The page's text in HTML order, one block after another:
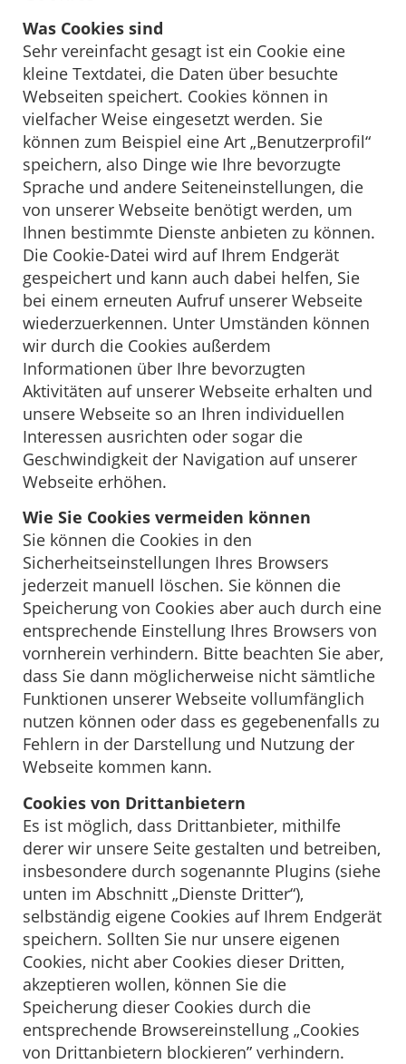
Was Cookies sind
Sehr vereinfacht gesagt ist ein Cookie eine
kleine Textdatei, die Daten über besuchte
Webseiten speichert. Cookies können in
vielfacher Weise eingesetzt werden. Sie
können zum Beispiel eine Art „Benutzerprofil“
speichern, also Dinge wie Ihre bevorzugte
Sprache und andere Seiteneinstellungen, die
von unserer Webseite benötigt werden, um
Ihnen bestimmte Dienste anbieten zu können.
Die Cookie-Datei wird auf Ihrem Endgerät
gespeichert und kann auch dabei helfen, Sie
bei einem erneuten Aufruf unserer Webseite
wiederzuerkennen. Unter Umständen können
wir durch die Cookies außerdem
Informationen über Ihre bevorzugten
Aktivitäten auf unserer Webseite erhalten und
unsere Webseite so an Ihren individuellen
Interessen ausrichten oder sogar die
Geschwindigkeit der Navigation auf unserer
Webseite erhöhen.
Wie Sie Cookies vermeiden können
Sie können die Cookies in den
Sicherheitseinstellungen Ihres Browsers
jederzeit manuell löschen. Sie können die
Speicherung von Cookies aber auch durch eine
entsprechende Einstellung Ihres Browsers von
vornherein verhindern. Bitte beachten Sie aber,
dass Sie dann möglicherweise nicht sämtliche
Funktionen unserer Webseite vollumfänglich
nutzen können oder dass es gegebenenfalls zu
Fehlern in der Darstellung und Nutzung der
Webseite kommen kann.
Cookies von Drittanbietern
Es ist möglich, dass Drittanbieter, mithilfe
derer wir unsere Seite gestalten und betreiben,
insbesondere durch sogenannte Plugins (siehe
unten im Abschnitt „Dienste Dritter“),
selbständig eigene Cookies auf Ihrem Endgerät
speichern. Sollten Sie nur unsere eigenen
Cookies, nicht aber Cookies dieser Dritten,
akzeptieren wollen, können Sie die
Speicherung dieser Cookies durch die
entsprechende Browsereinstellung „Cookies
von Drittanbietern blockieren” verhindern.